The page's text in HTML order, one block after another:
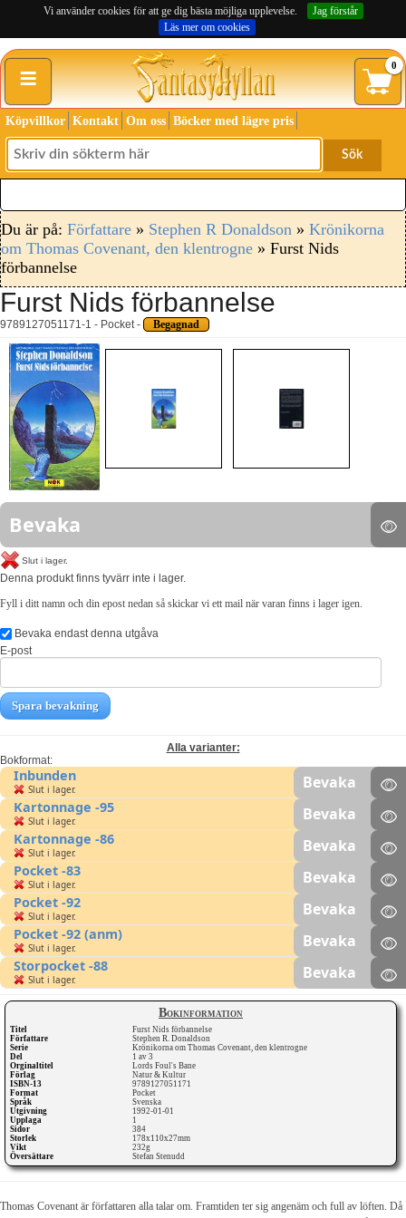
Vi använder cookies för att ge dig bästa möjliga upplevelse.
Jag förstår
Läs mer om cookies
≡ 0
Köpvillkor Kontakt Om oss Böcker med lägre pris
Sök
Du är på: Författare » Stephen R Donaldson » Krönikorna
om Thomas Covenant, den klentrogne » Furst Nids
förbannelse
Furst Nids förbannelse
9789127051171-1 - Pocket - Begagnad
Bokinformation
Titel
Furst Nids förbannelse
Författare
Stephen R. Donaldson
Serie
Krönikorna om Thomas Covenant, den klentrogne
Del
1 av 3
Orginaltitel
Lords Foul's Bane
Förlag
Natur & Kultur
ISBN-13
9789127051171
Format
Pocket
Språk
Svenska
Utgivning
1992-01-01
Upplaga
1
Sidor
384
Storlek
178x110x27mm
Vikt
232g
Översättare
Stefan Stenudd
Bevaka
Slut i lager.
Denna produkt finns tyvärr inte i lager.
Fyll i ditt namn och din epost nedan så skickar vi ett mail när varan finns i lager igen.
Bevaka endast denna utgåva
E-post
Spara bevakning
Alla varianter:
Bokformat:
Inbunden
Slut i lager. Bevaka
Kartonnage -95
Slut i lager. Bevaka
Kartonnage -86
Slut i lager. Bevaka
Pocket -83
Slut i lager. Bevaka
Pocket -92
Slut i lager. Bevaka
Pocket -92 (anm)
Slut i lager. Bevaka
Storpocket -88
Slut i lager. Bevaka
Thomas Covenant är författaren alla talar om. Framtiden ter sig angenäm och full av löften. Då